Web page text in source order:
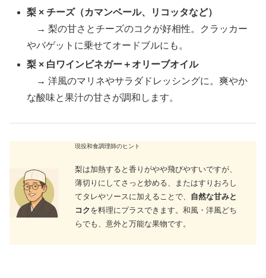
梨 × チーズ（カマンベール、リコッタなど）
→ 梨の甘さとチーズのコクが好相性。クラッカー
やバゲットに乗せてオードブルにも。
梨 × 白ワインビネガー＋オリーブオイル
→ 洋風のマリネやサラダドレッシングに。爽やか
な酸味と果汁の甘さが調和します。
現役和食調理師のヒント
梨は加熱すると香りがやや飛びやすいですが、
薄切りにしてさっと炒める、またはすりおろし
てタレやソースに加えることで、 自然な甘みと
コクを料理にプラスできます。和風・洋風どち
らでも、意外と万能な果物です。